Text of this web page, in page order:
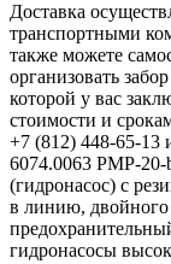
Доставка
транспортными
также можете
организовать
которой у вас
стоимости и
+7 (812) 448-65-13
6074.0063 PMP-
(гидронасос) с
в линию, двойного
гидронасосы